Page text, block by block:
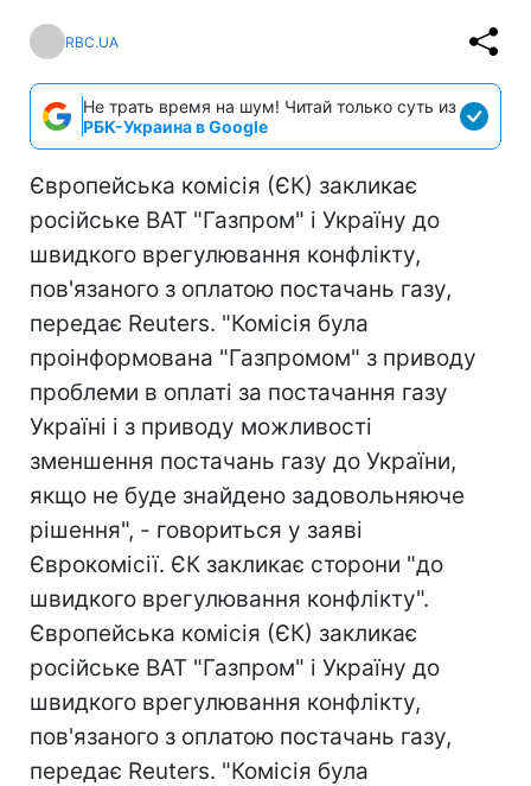
RBC.UA
Не трать время на шум! Читай только суть из
РБК-Украина в Google
Європейська комісія (ЄК) закликає
російське ВАТ "Газпром" і Україну до
швидкого врегулювання конфлікту,
пов'язаного з оплатою постачань газу,
передає Reuters. "Комісія була
проінформована "Газпромом" з приводу
проблеми в оплаті за постачання газу
Україні і з приводу можливості
зменшення постачань газу до України,
якщо не буде знайдено задовольняюче
рішення", - говориться у заяві
Єврокомісії. ЄК закликає сторони "до
швидкого врегулювання конфлікту".
Європейська комісія (ЄК) закликає
російське ВАТ "Газпром" і Україну до
швидкого врегулювання конфлікту,
пов'язаного з оплатою постачань газу,
передає Reuters. "Комісія була